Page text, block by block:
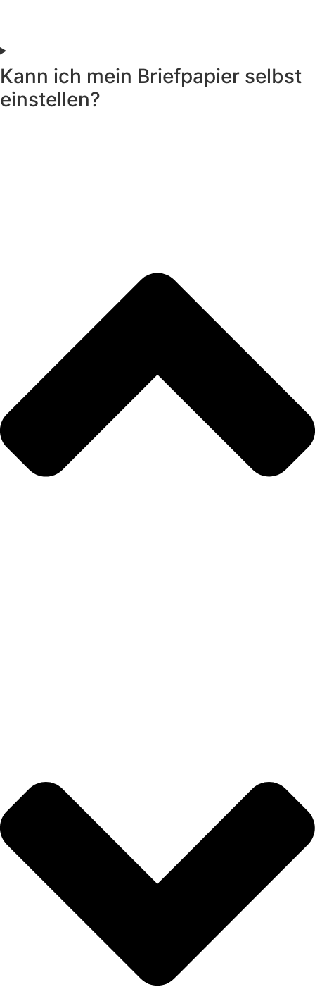
Kann ich mein Briefpapier selbst
einstellen?